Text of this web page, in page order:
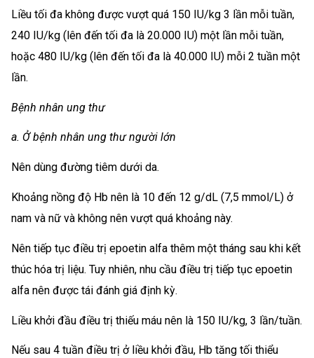
Liều tối đa không được vượt quá 150 IU/kg 3 lần mỗi tuần,
240 IU/kg (lên đến tối đa là 20.000 IU) một lần mỗi tuần,
hoặc 480 IU/kg (lên đến tối đa là 40.000 IU) mỗi 2 tuần một
lần.
Bệnh nhân ung thư
a. Ở bệnh nhân ung thư người lớn
Nên dùng đường tiêm dưới da.
Khoảng nồng độ Hb nên là 10 đến 12 g/dL (7,5 mmol/L) ở
nam và nữ và không nên vượt quá khoảng này.
Nên tiếp tục điều trị epoetin alfa thêm một tháng sau khi kết
thúc hóa trị liệu. Tuy nhiên, nhu cầu điều trị tiếp tục epoetin
alfa nên được tái đánh giá định kỳ.
Liều khởi đầu điều trị thiếu máu nên là 150 IU/kg, 3 lần/tuần.
Nếu sau 4 tuần điều trị ở liều khởi đầu, Hb tăng tối thiểu